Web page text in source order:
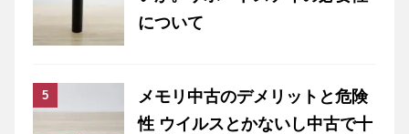
について
メモリ中古のデメリットと危険
性 ウイルスとかないし中古で十